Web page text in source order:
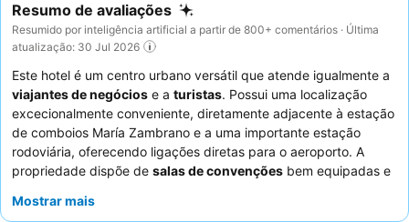
Resumo de avaliações
Resumido por inteligência artificial a partir de 800+ comentários · Última
atualização: 30 Jul 2026
Este hotel é um centro urbano versátil que atende igualmente a
viajantes de negócios e a turistas. Possui uma localização
excecionalmente conveniente, diretamente adjacente à estação
de comboios María Zambrano e a uma importante estação
rodoviária, oferecendo ligações diretas para o aeroporto. A
propriedade dispõe de salas de convenções bem equipadas e
Os hóspedes elogiam consistentemente os
Mostrar mais